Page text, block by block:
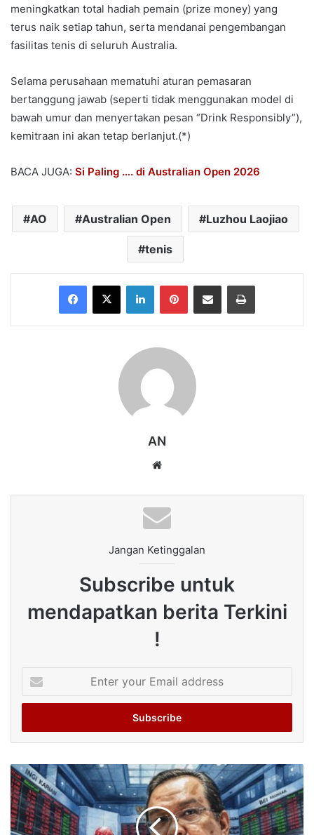
meningkatkan total hadiah pemain (prize money) yang
terus naik setiap tahun, serta mendanai pengembangan
fasilitas tenis di seluruh Australia.
Selama perusahaan mematuhi aturan pemasaran
bertanggung jawab (seperti tidak menggunakan model di
bawah umur dan menyertakan pesan “Drink Responsibly”),
kemitraan ini akan tetap berlanjut.(*)
BACA JUGA: Si Paling …. di Australian Open 2026
AO Australian Open Luzhou Laojiao
tenis
Facebook
X LinkedInPinterestShare via Email Print
AN
Jangan Ketinggalan
Subscribe untuk
mendapatkan berita Terkini
!
your
Email